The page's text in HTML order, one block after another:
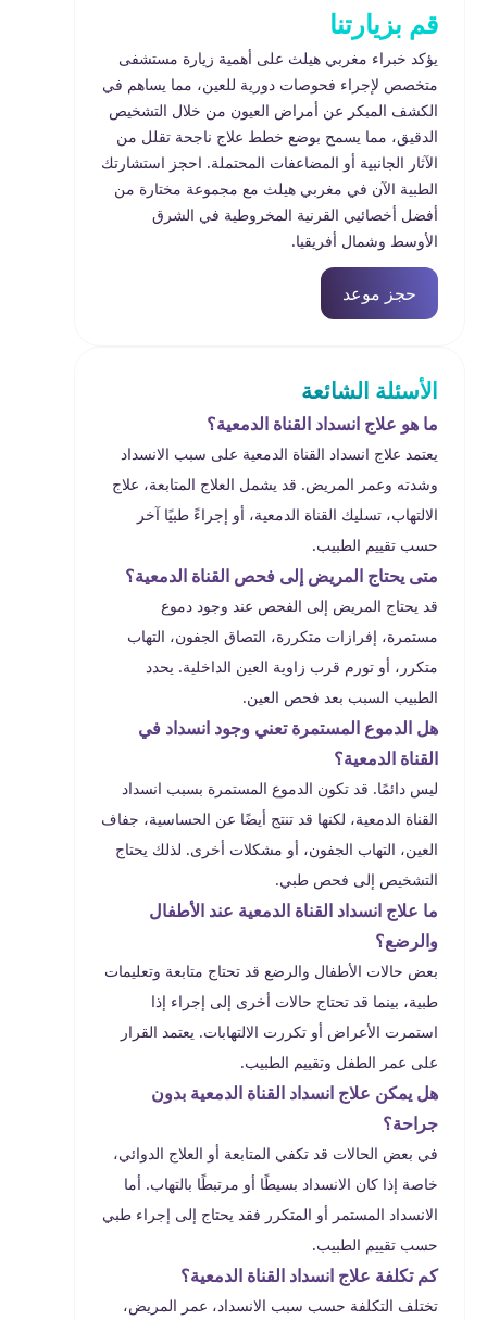
قم بزيارتنا
يؤكد خبراء مغربي هيلث على أهمية زيارة مستشفى
متخصص لإجراء فحوصات دورية للعين، مما يساهم في
الكشف المبكر عن أمراض العيون من خلال التشخيص
الدقيق، مما يسمح بوضع خطط علاج ناجحة تقلل من
الآثار الجانبية أو المضاعفات المحتملة. احجز استشارتك
الطبية الآن في مغربي هيلث مع مجموعة مختارة من
أفضل أخصائيي القرنية المخروطية في الشرق
الأوسط وشمال أفريقيا.
حجز موعد
الأسئلة الشائعة
ما هو علاج انسداد القناة الدمعية؟
يعتمد علاج انسداد القناة الدمعية على سبب الانسداد
وشدته وعمر المريض. قد يشمل العلاج المتابعة، علاج
الالتهاب، تسليك القناة الدمعية، أو إجراءً طبيًا آخر
حسب تقييم الطبيب.
متى يحتاج المريض إلى فحص القناة الدمعية؟
قد يحتاج المريض إلى الفحص عند وجود دموع
مستمرة، إفرازات متكررة، التصاق الجفون، التهاب
متكرر، أو تورم قرب زاوية العين الداخلية. يحدد
الطبيب السبب بعد فحص العين.
هل الدموع المستمرة تعني وجود انسداد في
القناة الدمعية؟
ليس دائمًا. قد تكون الدموع المستمرة بسبب انسداد
القناة الدمعية، لكنها قد تنتج أيضًا عن الحساسية، جفاف
العين، التهاب الجفون، أو مشكلات أخرى. لذلك يحتاج
التشخيص إلى فحص طبي.
ما علاج انسداد القناة الدمعية عند الأطفال
والرضع؟
بعض حالات الأطفال والرضع قد تحتاج متابعة وتعليمات
طبية، بينما قد تحتاج حالات أخرى إلى إجراء إذا
استمرت الأعراض أو تكررت الالتهابات. يعتمد القرار
على عمر الطفل وتقييم الطبيب.
هل يمكن علاج انسداد القناة الدمعية بدون
جراحة؟
في بعض الحالات قد تكفي المتابعة أو العلاج الدوائي،
خاصة إذا كان الانسداد بسيطًا أو مرتبطًا بالتهاب. أما
الانسداد المستمر أو المتكرر فقد يحتاج إلى إجراء طبي
حسب تقييم الطبيب.
كم تكلفة علاج انسداد القناة الدمعية؟
تختلف التكلفة حسب سبب الانسداد، عمر المريض،